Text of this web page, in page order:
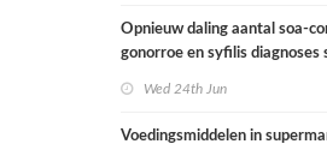
Opnieuw daling aantal soa-
gonorroe en syfilis diagnoses
Wed 24th Jun
Voedingsmiddelen in